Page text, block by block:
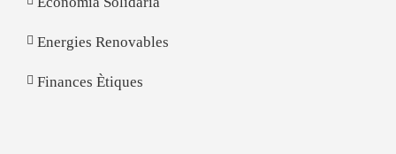
Energies Renovables
Finances Ètiques